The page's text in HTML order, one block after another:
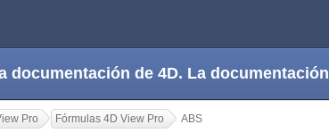
documentación de 4D. La
Pro Fórmulas 4D View Pro ABS